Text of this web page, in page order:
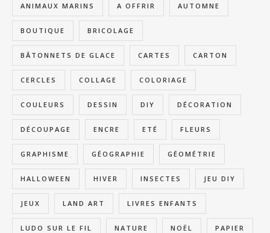
ANIMAUX MARINS A OFFRIR AUTOMNE
BOUTIQUE BRICOLAGE
BÂTONNETS DE GLACE CARTES CARTON
CERCLES COLLAGE COLORIAGE
COULEURS DESSIN DIY DÉCORATION
DÉCOUPAGE ENCRE ETÉ FLEURS
GRAPHISME GÉOGRAPHIE GÉOMÉTRIE
HALLOWEEN HIVER INSECTES JEU DIY
JEUX LAND ART LIVRES ENFANTS
LUDO SUR LE FIL NATURE NOËL PAPIER